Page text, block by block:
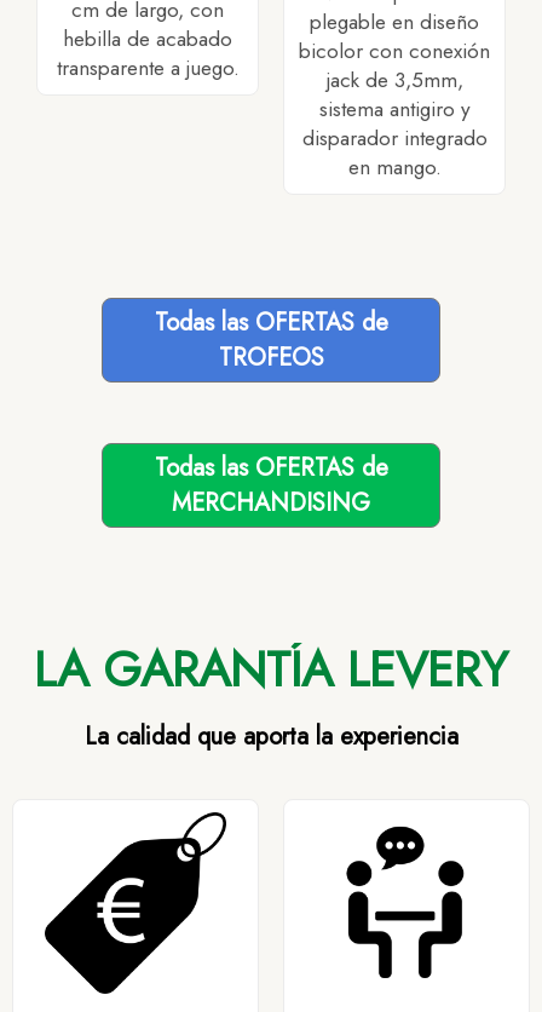
cm de largo, con
hebilla de acabado
transparente a juego.
plegable en diseño
bicolor con conexión
jack de 3,5mm,
sistema antigiro y
disparador integrado
en mango.
Todas las OFERTAS de
TROFEOS
Todas las OFERTAS de
MERCHANDISING
LA GARANTÍA LEVERY
La calidad que aporta la experiencia